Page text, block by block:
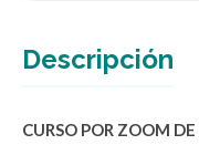
Descripción
CURSO POR ZOOM DE